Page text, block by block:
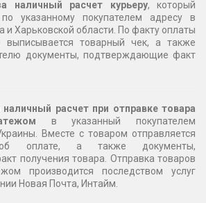
наличный расчет курьеру, который
указанному покупателем адресу в
и Харьковской области. По факту оплаты
выписывается товарный чек, а также
документы, подтверждающие факт
расчет при отправке товара
в указанный покупателем
Вместе с товаром отправляется
оплате, а также документы,
получения товара. Отправка товаров
производится последством услуг
Новая Почта, Интайм.